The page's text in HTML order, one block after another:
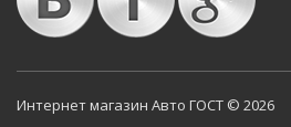
Интернет магазин Авто ГОСТ © 2026